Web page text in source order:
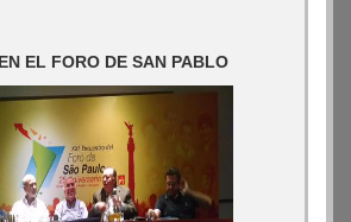
EL FORO DE SAN PABLO